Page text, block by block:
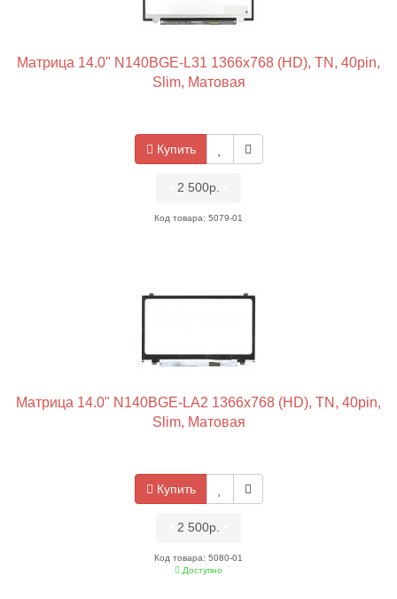
Матрица 14.0" N140BGE-L31 1366x768 (HD), TN, 40pin,
Slim, Матовая
Купить
2 500р.
Код товара: 5079-01
Матрица 14.0" N140BGE-LA2 1366x768 (HD), TN, 40pin,
Slim, Матовая
Купить
2 500р.
Код товара: 5080-01
Доступно